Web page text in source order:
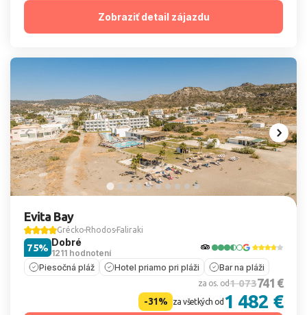
Zobraziť detail zájazdu
Evita Bay
Grécko Rhodos Faliraki
Dobré
1211 hodnotení
75%
Piesočná pláž Hotel priamo pri pláži Bar na pláži
za os. od1 073741 €
-31% za všetkých od 1 482 €